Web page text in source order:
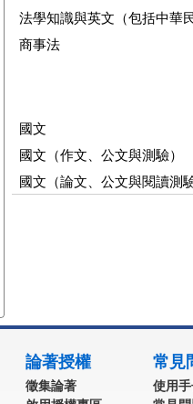
法學知識與英文（包括中華
商事法
國文
國文（作文、公文與測驗）
國文（論文、公文與閱讀測驗
論著授權
徵集論著
常見
使用